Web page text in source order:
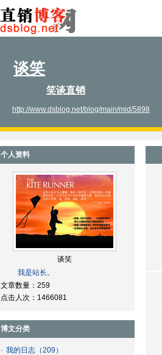
谈笑
笑谈直销
http://www.dsblog.net/blog/main/mid/5898
个人资料
谈笑
我是站长。
文章数量：259
点击人次：1466081
博文分类
· 我的日志 （209）